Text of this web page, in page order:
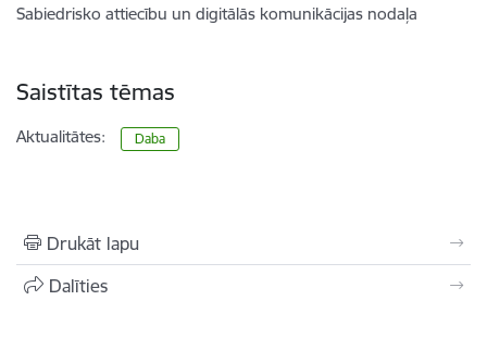
Sabiedrisko attiecību un digitālās komunikācijas nodaļa
Saistītas tēmas
Aktualitātes: Daba
Drukāt lapu
Dalīties